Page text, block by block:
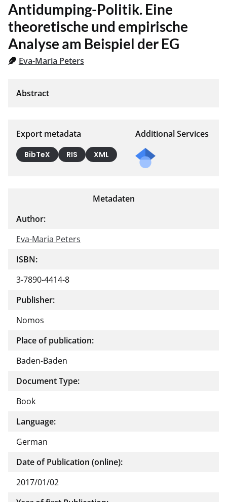
Antidumping-Politik. Eine
theoretische und empirische
Analyse am Beispiel der EG
Eva-Maria Peters
Export metadata
BibTeX RIS XML
Additional Services
Metadaten
Author:
Eva-Maria Peters
ISBN:
3-7890-4414-8
Publisher:
Nomos
Place of publication:
Baden-Baden
Document Type:
Book
Language:
German
Date of Publication (online):
2017/01/02